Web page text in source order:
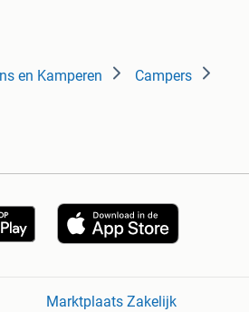
en Kamperen Campers
Marktplaats Zakelijk